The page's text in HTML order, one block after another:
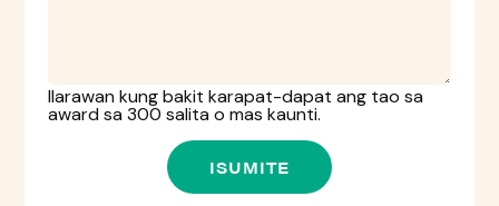
Ilarawan kung bakit karapat-dapat ang tao sa
award sa 300 salita o mas kaunti.